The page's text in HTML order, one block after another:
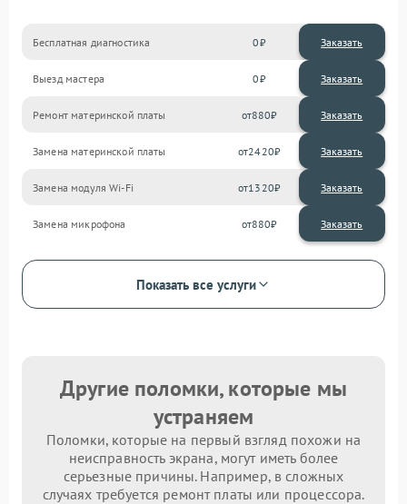
Бесплатная диагностика 0 Заказать
Выезд мастера 0 Заказать
Ремонт материнской платы 880
Замена материнской платы 2420
Замена модуля Wi-Fi 1320
Замена микрофона 880
Показать все услуги
Другие поломки, которые мы
устраняем
Поломки, которые на первый взгляд похожи на
неисправность экрана, могут иметь более
серьезные причины. Например, в сложных
случаях требуется ремонт платы или процессора.